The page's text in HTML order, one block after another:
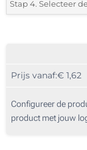
1 Kleur (Aan een
3 Kleuren (Aan
Lasergravering
*Selecteer uit de
50
250
Stap 4. Selecteer
Prijs vanaf:€ 1,62
Configureer de
product met jouw